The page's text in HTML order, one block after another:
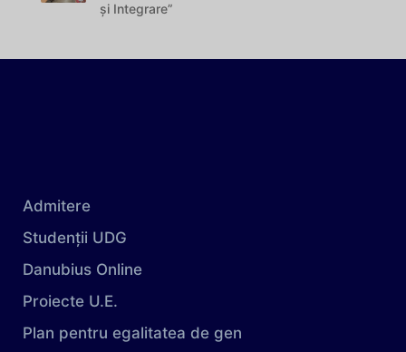
și Integrare”
Admitere
Studenții UDG
Danubius Online
Proiecte U.E.
Plan pentru egalitatea de gen